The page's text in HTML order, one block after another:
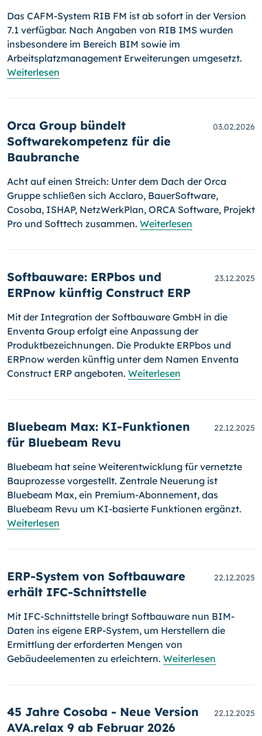
Das CAFM-System RIB FM ist ab sofort in der Version
7.1 verfügbar. Nach Angaben von RIB IMS wurden
insbesondere im Bereich BIM sowie im
Arbeitsplatzmanagement Erweiterungen umgesetzt.
Weiterlesen
Orca Group bündelt
Softwarekompetenz für die
Baubranche
03.02.2026
Acht auf einen Streich: Unter dem Dach der Orca
Gruppe schließen sich Acclaro, BauerSoftware,
Cosoba, ISHAP, NetzWerkPlan, ORCA Software, Projekt
Pro und Softtech zusammen. Weiterlesen
Softbauware: ERPbos und
ERPnow künftig Construct ERP
23.12.2025
Mit der Integration der Softbauware GmbH in die
Enventa Group erfolgt eine Anpassung der
Produktbezeichnungen. Die Produkte ERPbos und
ERPnow werden künftig unter dem Namen Enventa
Construct ERP angeboten. Weiterlesen
Bluebeam Max: KI-Funktionen
für Bluebeam Revu
22.12.2025
Bluebeam hat seine Weiterentwicklung für vernetzte
Bauprozesse vorgestellt. Zentrale Neuerung ist
Bluebeam Max, ein Premium-Abonnement, das
Bluebeam Revu um KI-basierte Funktionen ergänzt.
Weiterlesen
ERP-System von Softbauware
erhält IFC-Schnittstelle
22.12.2025
Mit IFC-Schnittstelle bringt Softbauware nun BIM-
Daten ins eigene ERP-System, um Herstellern die
Ermittlung der erforderten Mengen von
Gebäudeelementen zu erleichtern. Weiterlesen
45 Jahre Cosoba - Neue Version
AVA.relax 9 ab Februar 2026
22.12.2025